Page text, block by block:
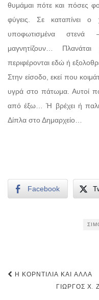
θυμάμαι πότε και πόσες
φύγεις. Σε καταπίνει
υποφωτισμένα στενά
μαγνητίζουν…
περιφέρονται εδώ ή
Στην είσοδο, εκεί που
υγρά στο πάτωμα. Αυτοί
από έξω… Ή βρέχει ή παλι
Δίπλα στο Δημαρχείο…
Facebook
Post
navigation
Η ΚΟΡΝΤΊΛΙΑ ΚΑΙ ΆΛΛΑ
ΓΙΏΡΓΟΣ Χ.